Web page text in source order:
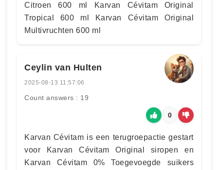
Citroen 600 ml Karvan Cévitam Original
Tropical 600 ml Karvan Cévitam Original
Multivruchten 600 ml
Ceylin van Hulten
2025-08-13 11:57:06
Count answers : 19
0
Karvan Cévitam is een terugroepactie gestart
voor Karvan Cévitam Original siropen en
Karvan Cévitam 0% Toegevoegde suikers